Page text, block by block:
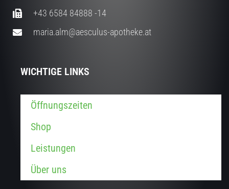
+43 6584 84888 -14
maria.alm@aesculus-apotheke.at
WICHTIGE LINKS
Öffnungszeiten
Shop
Leistungen
Über uns